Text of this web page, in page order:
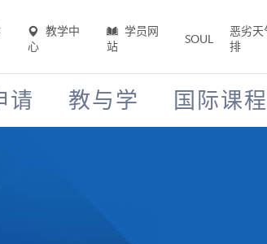
教学中
心
学员网
站
SOUL
恶劣天
排
请 教与学 国际课程